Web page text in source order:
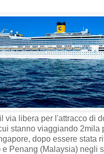
via libera per l'attracco di
stanno viaggiando 2mila
dopo essere stata
Penang (Malaysia) negli